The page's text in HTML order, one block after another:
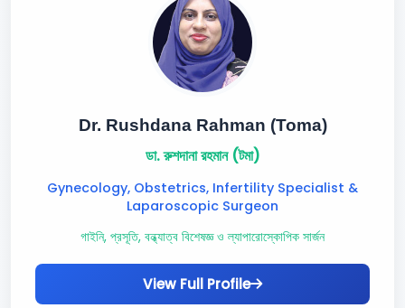
Dr. Rushdana Rahman (Toma)
ডা. রুশদানা রহমান (টমা)
Gynecology, Obstetrics, Infertility Specialist &
Laparoscopic Surgeon
গাইনি, প্রসূতি, বন্ধ্যাত্ব বিশেষজ্ঞ ও ল্যাপারোস্কোপিক সার্জন
View Full Profile